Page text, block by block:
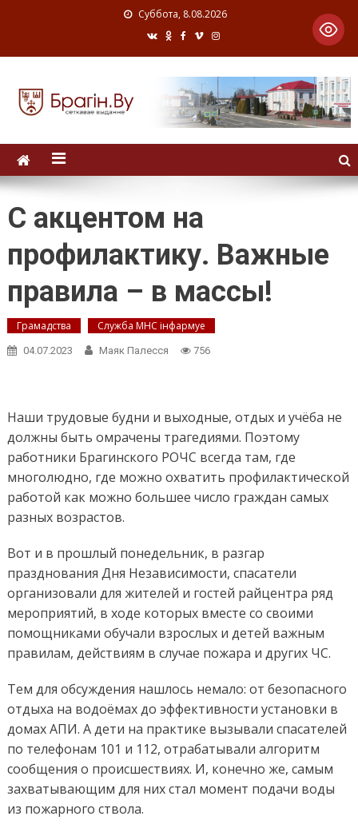
Суббота, 8.08.2026
С акцентом на
профилактику. Важные
правила – в массы!
Грамадства Служба МНС інфармуе
04.07.2023 Маяк Палесся 756
Наши трудовые будни и выходные, отдых и учёба не
должны быть омрачены трагедиями. Поэтому
работники Брагинского РОЧС всегда там, где
многолюдно, где можно охватить профилактической
работой как можно большее число граждан самых
разных возрастов.
Вот и в прошлый понедельник, в разгар
празднования Дня Независимости, спасатели
организовали для жителей и гостей райцентра ряд
мероприятий, в ходе которых вместе со своими
помощниками обучали взрослых и детей важным
правилам, действиям в случае пожара и других ЧС.
Тем для обсуждения нашлось немало: от безопасного
отдыха на водоёмах до эффективности установки в
домах АПИ. А дети на практике вызывали спасателей
по телефонам 101 и 112, отрабатывали алгоритм
сообщения о происшествиях. И, конечно же, самым
захватывающим для них стал момент подачи воды
из пожарного ствола.